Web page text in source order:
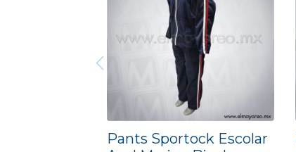
Pants Sportock Escolar